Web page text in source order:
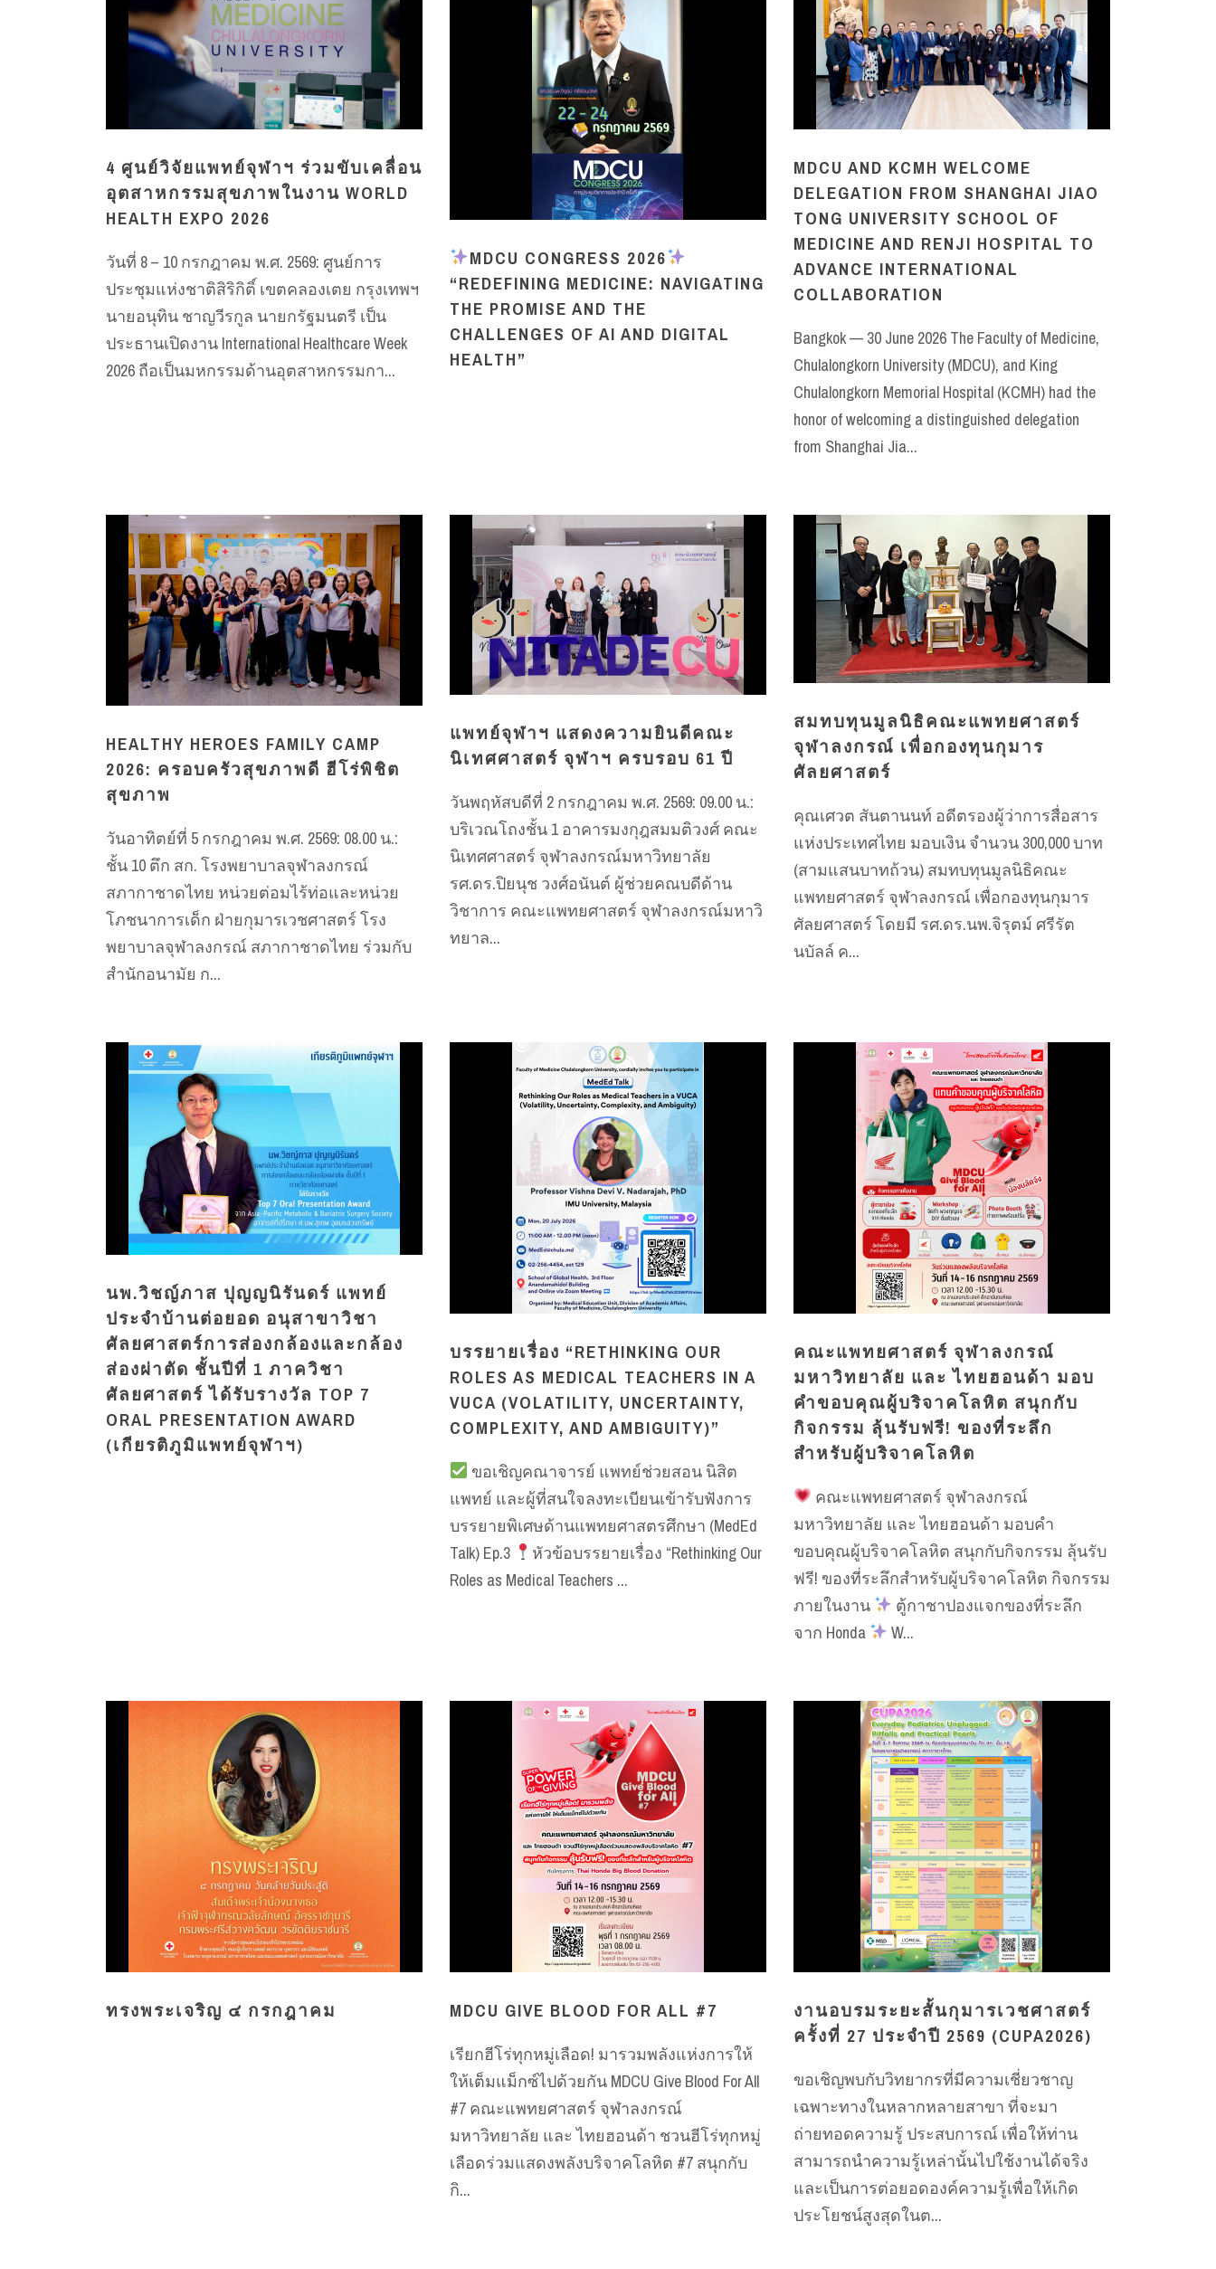
4 ศูนย์วิจัยแพทย์จุฬาฯ ร่วมขับเคลื่อน
อุตสาหกรรมสุขภาพในงาน WORLD
HEALTH EXPO 2026
วันที่ 8 – 10 กรกฎาคม พ.ศ. 2569: ศูนย์การ
ประชุมแห่งชาติสิริกิติ์ เขตคลองเตย กรุงเทพฯ
นายอนุทิน ชาญวีรกูล นายกรัฐมนตรี เป็น
ประธานเปิดงาน International Healthcare Week
2026 ถือเป็นมหกรรมด้านอุตสาหกรรมกา...
MDCU CONGRESS 2026
“REDEFINING MEDICINE: NAVIGATING
THE PROMISE AND THE
CHALLENGES OF AI AND DIGITAL
HEALTH”
MDCU AND KCMH WELCOME
DELEGATION FROM SHANGHAI JIAO
TONG UNIVERSITY SCHOOL OF
MEDICINE AND RENJI HOSPITAL TO
ADVANCE INTERNATIONAL
COLLABORATION
Bangkok — 30 June 2026 The Faculty of Medicine,
Chulalongkorn University (MDCU), and King
Chulalongkorn Memorial Hospital (KCMH) had the
honor of welcoming a distinguished delegation
from Shanghai Jia...
HEALTHY HEROES FAMILY CAMP
2026: ครอบครัวสุขภาพดี ฮีโร่พิชิต
สุขภาพ
วันอาทิตย์ที่ 5 กรกฎาคม พ.ศ. 2569: 08.00 น.:
ชั้น 10 ตึก สก. โรงพยาบาลจุฬาลงกรณ์
สภากาชาดไทย หน่วยต่อมไร้ท่อและหน่วย
โภชนาการเด็ก ฝ่ายกุมารเวชศาสตร์ โรง
พยาบาลจุฬาลงกรณ์ สภากาชาดไทย ร่วมกับ
สำนักอนามัย ก...
แพทย์จุฬาฯ แสดงความยินดีคณะ
นิเทศศาสตร์ จุฬาฯ ครบรอบ 61 ปี
วันพฤหัสบดีที่ 2 กรกฎาคม พ.ศ. 2569: 09.00 น.:
บริเวณโถงชั้น 1 อาคารมงกุฎสมมติวงศ์ คณะ
นิเทศศาสตร์ จุฬาลงกรณ์มหาวิทยาลัย
รศ.ดร.ปิยนุช วงศ์อนันต์ ผู้ช่วยคณบดีด้าน
วิชาการ คณะแพทยศาสตร์ จุฬาลงกรณ์มหาวิ
ทยาล...
สมทบทุนมูลนิธิคณะแพทยศาสตร์
จุฬาลงกรณ์ เพื่อกองทุนกุมาร
ศัลยศาสตร์
คุณเศวต สันตานนท์ อดีตรองผู้ว่าการสื่อสาร
แห่งประเทศไทย มอบเงิน จำนวน 300,000 บาท
(สามแสนบาทถ้วน) สมทบทุนมูลนิธิคณะ
แพทยศาสตร์ จุฬาลงกรณ์ เพื่อกองทุนกุมาร
ศัลยศาสตร์ โดยมี รศ.ดร.นพ.จิรุตม์ ศรีรัต
นบัลล์ ค...
นพ.วิชญ์ภาส ปุญญนิรันดร์ แพทย์
ประจำบ้านต่อยอด อนุสาขาวิชา
ศัลยศาสตร์การส่องกล้องและกล้อง
ส่องผ่าตัด ชั้นปีที่ 1 ภาควิชา
ศัลยศาสตร์ ได้รับรางวัล TOP 7
ORAL PRESENTATION AWARD
(เกียรติภูมิแพทย์จุฬาฯ)
บรรยายเรื่อง “RETHINKING OUR
ROLES AS MEDICAL TEACHERS IN A
VUCA (VOLATILITY, UNCERTAINTY,
COMPLEXITY, AND AMBIGUITY)”
ขอเชิญคณาจารย์ แพทย์ช่วยสอน นิสิต
แพทย์ และผู้ที่สนใจลงทะเบียนเข้ารับฟังการ
บรรยายพิเศษด้านแพทยศาสตรศึกษา (MedEd
Talk) Ep.3
หัวข้อบรรยายเรื่อง “Rethinking Our
Roles as Medical Teachers ...
คณะแพทยศาสตร์ จุฬาลงกรณ์
มหาวิทยาลัย และ ไทยฮอนด้า มอบ
คำขอบคุณผู้บริจาคโลหิต สนุกกับ
กิจกรรม ลุ้นรับฟรี! ของที่ระลึก
สำหรับผู้บริจาคโลหิต
คณะแพทยศาสตร์ จุฬาลงกรณ์
มหาวิทยาลัย และ ไทยฮอนด้า มอบคำ
ขอบคุณผู้บริจาคโลหิต สนุกกับกิจกรรม ลุ้นรับ
ฟรี! ของที่ระลึกสำหรับผู้บริจาคโลหิต กิจกรรม
ภายในงาน
ตู้กาชาปองแจกของที่ระลึก
จาก Honda
W...
ทรงพระเจริญ ๔ กรกฎาคม MDCU GIVE BLOOD FOR ALL #7
เรียกฮีโร่ทุกหมู่เลือด! มารวมพลังแห่งการให้
ให้เต็มแม็กซ์ไปด้วยกัน MDCU Give Blood For All
#7 คณะแพทยศาสตร์ จุฬาลงกรณ์
มหาวิทยาลัย และ ไทยฮอนด้า ชวนฮีโร่ทุกหมู่
เลือดร่วมแสดงพลังบริจาคโลหิต #7 สนุกกับ
กิ...
งานอบรมระยะสั้นกุมารเวชศาสตร์
ครั้งที่ 27 ประจำปี 2569 (CUPA2026)
ขอเชิญพบกับวิทยากรที่มีความเชี่ยวชาญ
เฉพาะทางในหลากหลายสาขา ที่จะมา
ถ่ายทอดความรู้ ประสบการณ์ เพื่อให้ท่าน
สามารถนำความรู้เหล่านั้นไปใช้งานได้จริง
และเป็นการต่อยอดองค์ความรู้เพื่อให้เกิด
ประโยชน์สูงสุดในต...